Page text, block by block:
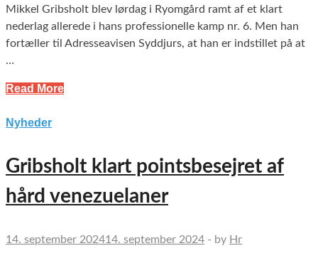
Mikkel Gribsholt blev lørdag i Ryomgård ramt af et klart
nederlag allerede i hans professionelle kamp nr. 6. Men han
fortæller til Adresseavisen Syddjurs, at han er indstillet på at
…
Read More
Nyheder
Gribsholt klart pointsbesejret af
hård venezuelaner
14. september 202414. september 2024 - by Hr